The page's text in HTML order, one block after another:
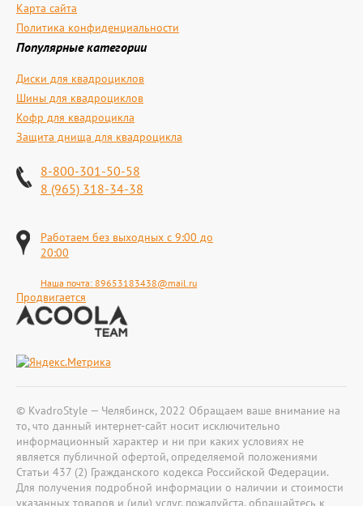
Карта сайта
Политика конфиденциальности
Популярные категории
Диски для квадроциклов
Шины для квадроциклов
Кофр для квадроцикла
Защита днища для квадроцикла
8-800-301-50-58
8 (965) 318-34-38
Работаем без выходных с 9:00 до
20:00
Наша почта: 89653183438@mail.ru
Продвигается
© KvadroStyle — Челябинск, 2022 Обращаем ваше внимание на
то, что данный интернет-сайт носит исключительно
информационный характер и ни при каких условиях не
является публичной офертой, определяемой положениями
Статьи 437 (2) Гражданского кодекса Российской Федерации.
Для получения подробной информации о наличии и стоимости
указанных товаров и (или) услуг, пожалуйста, обращайтесь к